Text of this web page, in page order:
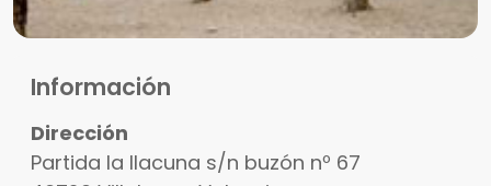
Información
Dirección
Partida la llacuna s/n buzón nº 67